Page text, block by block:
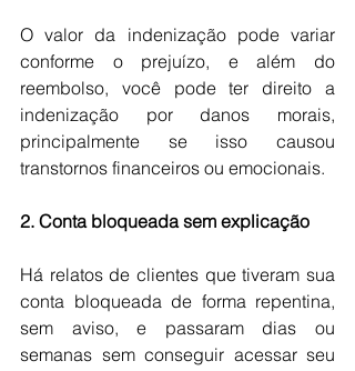
O valor da indenização pode variar
conforme o prejuízo, e além do
reembolso, você pode ter direito a
indenização por danos morais,
principalmente se isso causou
transtornos financeiros ou emocionais.
2. Conta bloqueada sem explicação
Há relatos de clientes que tiveram sua
conta bloqueada de forma repentina,
sem aviso, e passaram dias ou
semanas sem conseguir acessar seu